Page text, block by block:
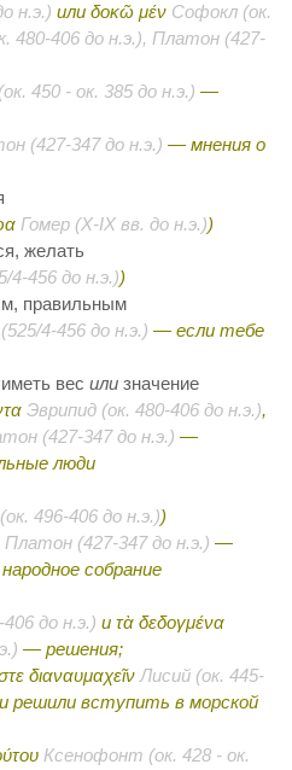
н.э.) или δοκῶ μέν Софокл (ок.
480-406 до н.э.), Платон (427-
450 - ок. 385 до н.э.) —
(427-347 до н.э.) — мнения о
Гомер (X-IX вв. до н.э.))
желать
4-456 до н.э.))
правильным
4-456 до н.э.) — если тебе
вес или значение
Эврипид (ок. 480-406 до н.э.),
(427-347 до н.э.) —
люди
496-406 до н.э.))
Платон (427-347 до н.э.) —
собрание
до н.э.) и τὰ δεδογμένα
— решения;
διαναυμαχεῖν Лисий (ок. 445-
решили вступить в морской
Ксенофонт (ок. 428 - ок.